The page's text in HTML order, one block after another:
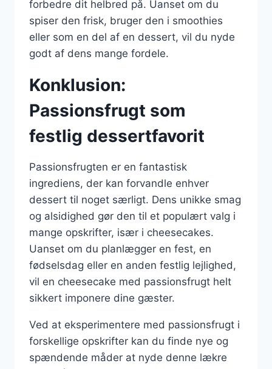
forbedre dit helbred på. Uanset om du
spiser den frisk, bruger den i smoothies
eller som en del af en dessert, vil du nyde
godt af dens mange fordele.
Konklusion:
Passionsfrugt som
festlig dessertfavorit
Passionsfrugten er en fantastisk
ingrediens, der kan forvandle enhver
dessert til noget særligt. Dens unikke smag
og alsidighed gør den til et populært valg i
mange opskrifter, især i cheesecakes.
Uanset om du planlægger en fest, en
fødselsdag eller en anden festlig lejlighed,
vil en cheesecake med passionsfrugt helt
sikkert imponere dine gæster.
Ved at eksperimentere med passionsfrugt i
forskellige opskrifter kan du finde nye og
spændende måder at nyde denne lækre